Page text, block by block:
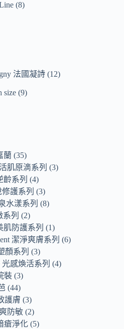
8
法國凝詩 12
size 9
蘭 35
肌原滴系列
3
齡系列
4
修護系列
3
水漾系列
8
列
2
肌防護系列
1
潔淨爽膚系列
6
顏系列
3
光感煥活系列
4
裝 3
44
護膚 3
防敏 2
瘡淨化 5